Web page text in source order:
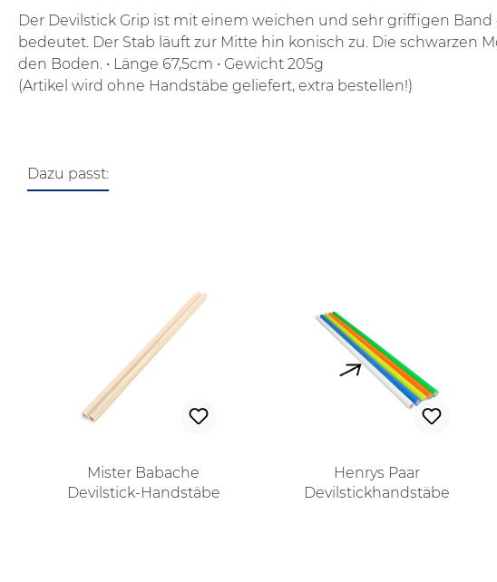
Der Devilstick Grip ist mit einem weichen und sehr griffigen
bedeutet. Der Stab läuft zur Mitte hin konisch zu. Die
den Boden. • Länge 67,5cm • Gewicht 205g
(Artikel wird ohne Handstäbe geliefert, extra bestellen!)
Dazu passt:
Mister Babache
Devilstick-Handstäbe
Henrys Paar
Devilstickhandstäbe